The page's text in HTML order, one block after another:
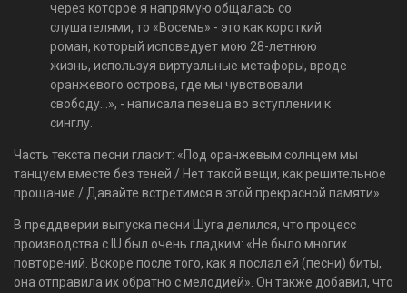
через которое я напрямую общалась со
слушателями, то «Восемь» - это как короткий
роман, который исповедует мою 28-летнюю
жизнь, используя виртуальные метафоры, вроде
оранжевого острова, где мы чувствовали
свободу...», - написала певеца во вступлении к
синглу.
Часть текста песни гласит: «Под оранжевым солнцем мы
танцуем вместе без теней / Нет такой вещи, как решительное
прощание / Давайте встретимся в этой прекрасной памяти».
В преддверии выпуска песни Шуга делился, что процесс
производства с IU был очень гладким: «Не было многих
повторений. Вскоре после того, как я послал ей (песни) биты,
она отправила их обратно с мелодией». Он также добавил, что